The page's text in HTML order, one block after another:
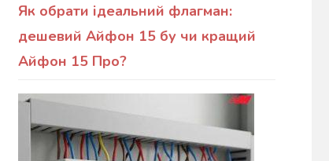
Як обрати ідеальний флагман:
дешевий Айфон 15 бу чи кращий
Айфон 15 Про?